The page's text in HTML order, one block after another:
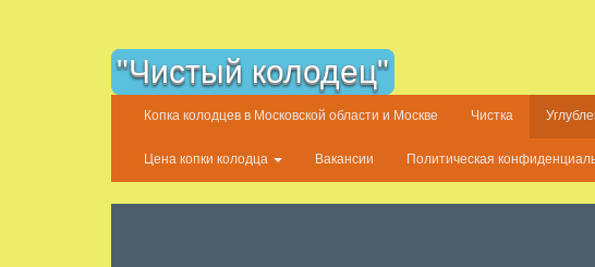
"Чистый колодец"
Копка колодцев в Московской области и Москве Чистка
Цена копки колодца Вакансии Политическая